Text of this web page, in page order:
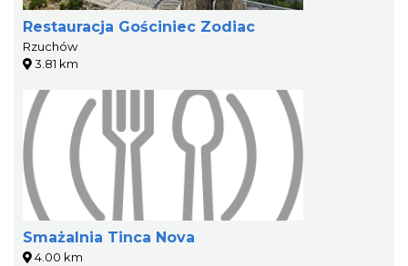
Restauracja Gościniec Zodiac
Rzuchów
3.81 km
Smażalnia Tinca Nova
4.00 km